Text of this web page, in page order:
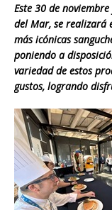
Este 30 de
del Mar, se realizará
más icónicas
poniendo a
variedad de estos
gustos, logrando